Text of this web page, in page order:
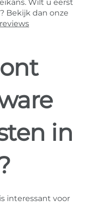
Wilt u eerst
Bekijk dan onze
in
is interessant voor